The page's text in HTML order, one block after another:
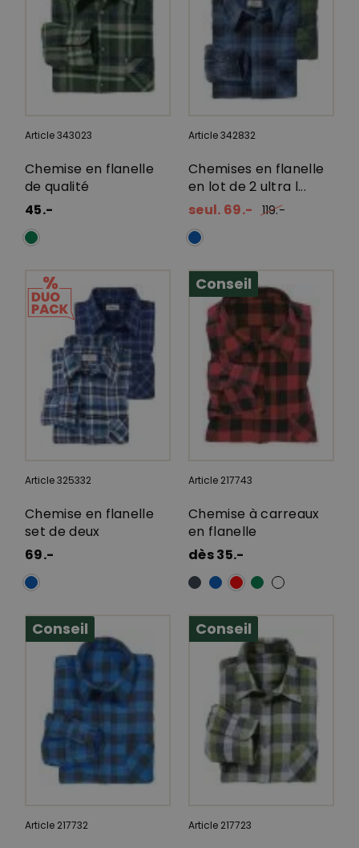
Article 343023
Chemise en flanelle
de qualité
45.-
Article 342832
Chemises en flanelle
en lot de 2 ultra l...
seul. 69.-
119.-
Article 325332
Chemise en flanelle
set de deux
69.-
Conseil
Article 217743
Chemise à carreaux
en flanelle
dès 35.-
Conseil
Article 217732
Conseil
Article 217723